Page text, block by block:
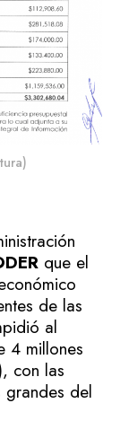
que el
de las
al
4 millones
con las
grandes del